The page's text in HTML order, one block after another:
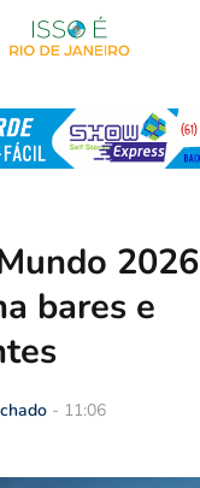
2026
bares e
- 11:06